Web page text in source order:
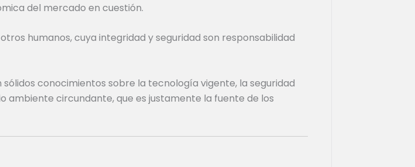
del mercado en cuestión.
humanos, cuya integridad y seguridad son responsabilidad
conocimientos sobre la tecnología vigente, la seguridad
circundante, que es justamente la fuente de los